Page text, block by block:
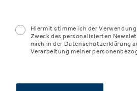
Hiermit stimme ich der
Zweck des personalisierten
mich in der Datenschutzerklärung
Verarbeitung meiner